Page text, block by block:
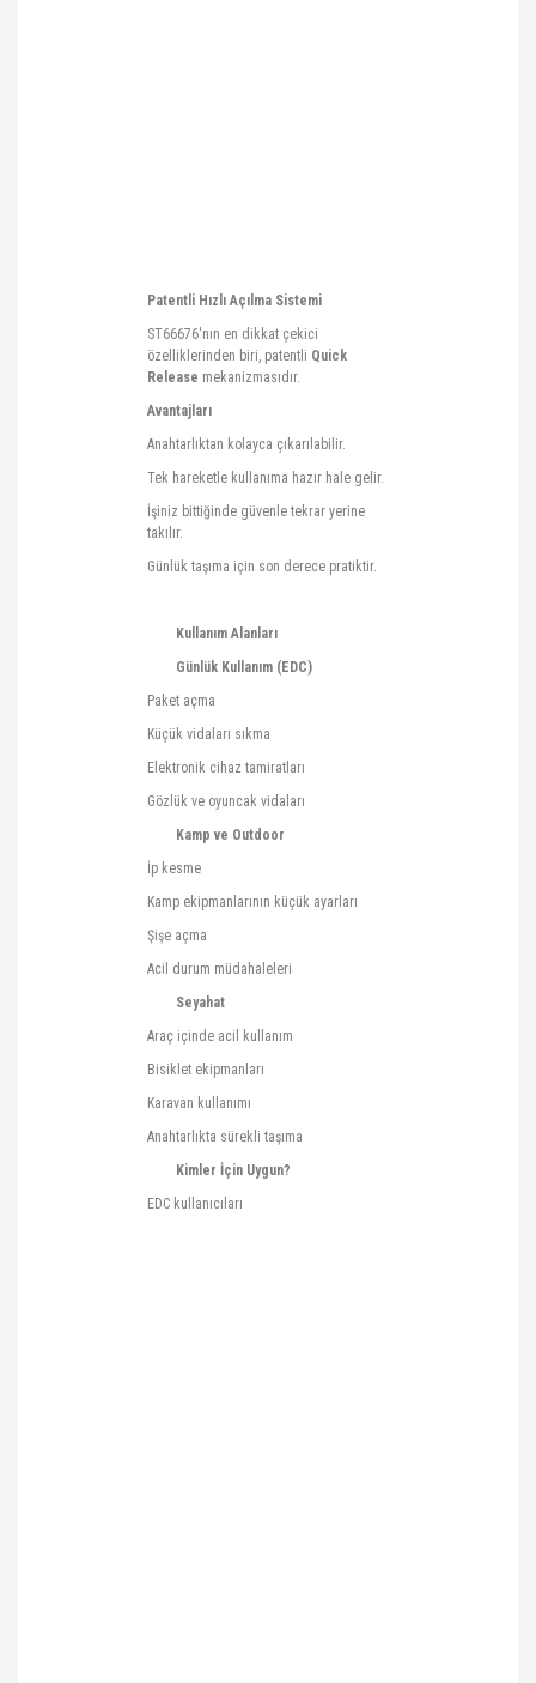
Patentli Hızlı Açılma Sistemi
ST66676'nın en dikkat çekici
özelliklerinden biri, patentli Quick
Release mekanizmasıdır.
Avantajları
Anahtarlıktan kolayca çıkarılabilir.
Tek hareketle kullanıma hazır hale gelir.
İşiniz bittiğinde güvenle tekrar yerine
takılır.
Günlük taşıma için son derece pratiktir.
Kullanım Alanları
Günlük Kullanım (EDC)
Paket açma
Küçük vidaları sıkma
Elektronik cihaz tamiratları
Gözlük ve oyuncak vidaları
Kamp ve Outdoor
İp kesme
Kamp ekipmanlarının küçük ayarları
Şişe açma
Acil durum müdahaleleri
Seyahat
Araç içinde acil kullanım
Bisiklet ekipmanları
Karavan kullanımı
Anahtarlıkta sürekli taşıma
Kimler İçin Uygun?
EDC kullanıcıları